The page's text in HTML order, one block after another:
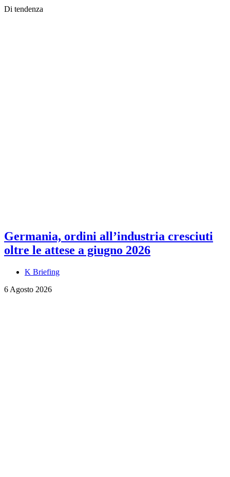
Di tendenza
Germania, ordini all’industria cresciuti
oltre le attese a giugno 2026
K Briefing
6 Agosto 2026